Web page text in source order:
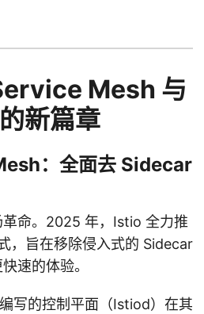
Mesh 与
新篇章
：全面去 Sidecar
命。2025 年，Istio 全力推
，旨在移除侵入式的 Sidecar
速的体验。
写的控制平面（Istiod）在其